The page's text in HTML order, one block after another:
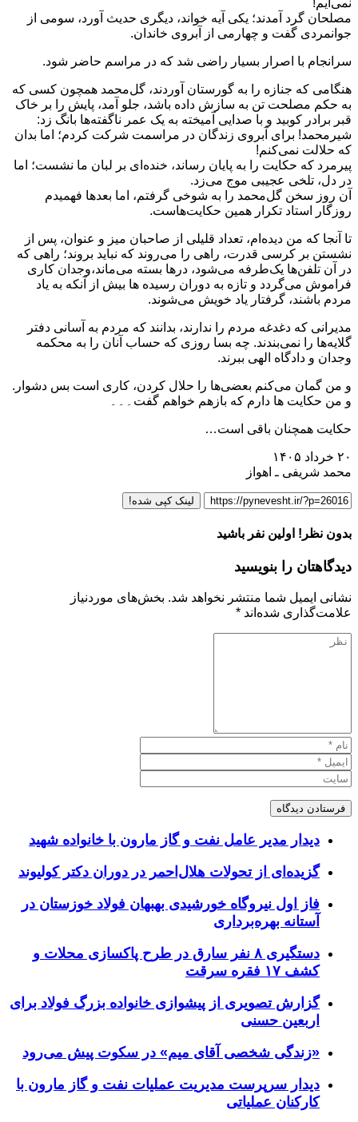
مصلحان گرد آمدند؛ یکی آیه خواند، دیگری حدیث آورد، سومی از
جوانمردی گفت و چهارمی از آبروی خاندان.
سرانجام با اصرار بسیار راضی شد که در مراسم حاضر شود.
هنگامی که جنازه را به گورستان آوردند، گل‌محمد همچون کسی که
به حکم مصلحت تن به سازش داده باشد، جلو آمد، پایش را بر خاک
قبر برادر کوبید و با صدایی آمیخته به یک عمر ناگفته‌ها بانگ زد:
شیرمحمد! برای آبروی زندگان در مراسمت شرکت کردم؛ اما بدان
که حلالت نمی‌کنم!
پیرمرد که حکایت را به پایان رساند، خنده‌ای بر لبان ما نشست؛ اما
در دل، تلخی عجیبی موج می‌زد.
آن روز سخن گل‌محمد را به شوخی گرفتم، اما بعدها فهمیدم
روزگار استاد تکرار همین حکایت‌هاست.
تا آنجا که من دیده‌ام، تعداد قلیلی از صاحبان میز و عنوان، پس از
نشستن بر کرسی قدرت، راهی را می‌روند که نباید بروند؛ راهی که
در آن تلفن‌ها یک‌طرفه می‌شود، درها بسته می‌ماند،وجدان کاری
فراموش می‌گردد و تازه به دوران رسیده ها بیش از آنکه به یاد
مردم باشند، گرفتار یاد خویش می‌شوند.
مدیرانی که دغدغه مردم را ندارند، بدانند که مردم به آسانی دفتر
گلایه‌ها را نمی‌بندند. چه بسا روزی که حساب آنان را به محکمه
وجدان و دادگاه الهی ببرند.
و من گمان می‌کنم بعضی‌ها را حلال کردن، کاری است بس دشوار.
و من حکایت ها دارم که بازهم خواهم گفت۔۔۔
حکایت همچنان باقی است…
۲۰ خرداد ۱۴۰۵
محمد شریفی ـ اهواز
لینک کپی شده!
بدون نظر! اولین نفر باشید
دیدگاهتان را بنویسید
نشانی ایمیل شما منتشر نخواهد شد. بخش‌های موردنیاز
علامت‌گذاری شده‌اند *
دیدار مدیر عامل نفت و گاز مارون با خانواده شهید
گزیده‌ای از تحولات هلال‌احمر در دوران دکتر کولیوند
فاز اول نیروگاه خورشیدی بهبهان فولاد خوزستان در
آستانه بهره‌برداری
دستگیری ۸ نفر سارق در طرح پاکسازی محلات و
کشف ۱۷ فقره سرقت
گزارش تصویری از پیشوازی خانواده بزرگ فولاد برای
اربعین حسنی
«زندگی شخصی آقای میم» در سکوت پیش می‌رود
دیدار سرپرست مدیریت عملیات نفت و گاز مارون با
کارکنان عملیاتی